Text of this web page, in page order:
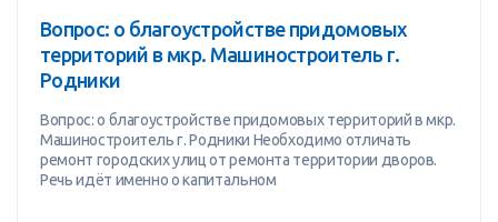
Вопрос: о благоустройстве придомовых
территорий в мкр. Машиностроитель г.
Родники
Вопрос: о благоустройстве придомовых территорий в мкр.
Машиностроитель г. Родники Необходимо отличать
ремонт городских улиц от ремонта территории дворов.
Речь идёт именно о капитальном